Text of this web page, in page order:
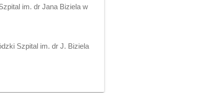
im. dr Jana Biziela w
Szpital im. dr J. Biziela